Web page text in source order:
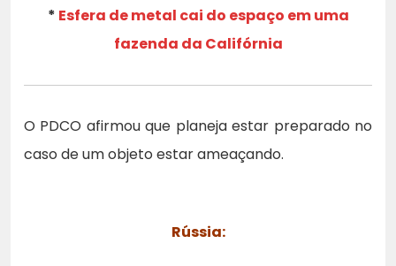
* Esfera de metal cai do espaço em uma
fazenda da Califórnia
O PDCO afirmou que planeja estar preparado no
caso de um objeto estar ameaçando.
Rússia: